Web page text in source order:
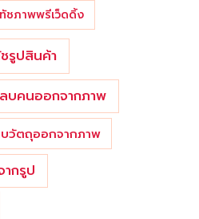
ชภาพพรีเว็ดดิ้ง
รูปสินค้า
บคนออกจากภาพ
วัตถุออกจากภาพ
กรูป